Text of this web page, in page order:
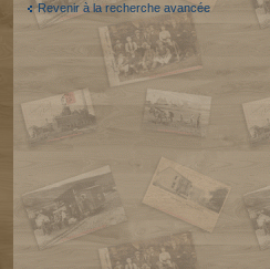
Revenir à la recherche avancée